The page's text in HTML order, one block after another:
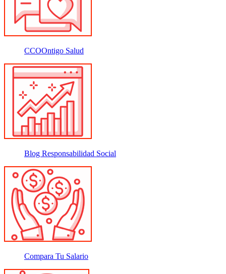
CCOOntigo Salud
Blog Responsabilidad Social
Compara Tu Salario